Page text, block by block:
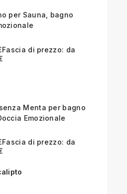
per Sauna, bagno
Fascia di prezzo: da
Menta per bagno
Emozionale
Fascia di prezzo: da